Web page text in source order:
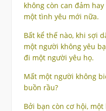
không còn can đảm
một tình yêu mới nữa.
Bất kể thế nào, khi sợi
một người không yêu
đi một người yêu họ.
Mất một người không
buồn rầu?
Bởi bạn còn cơ hội,